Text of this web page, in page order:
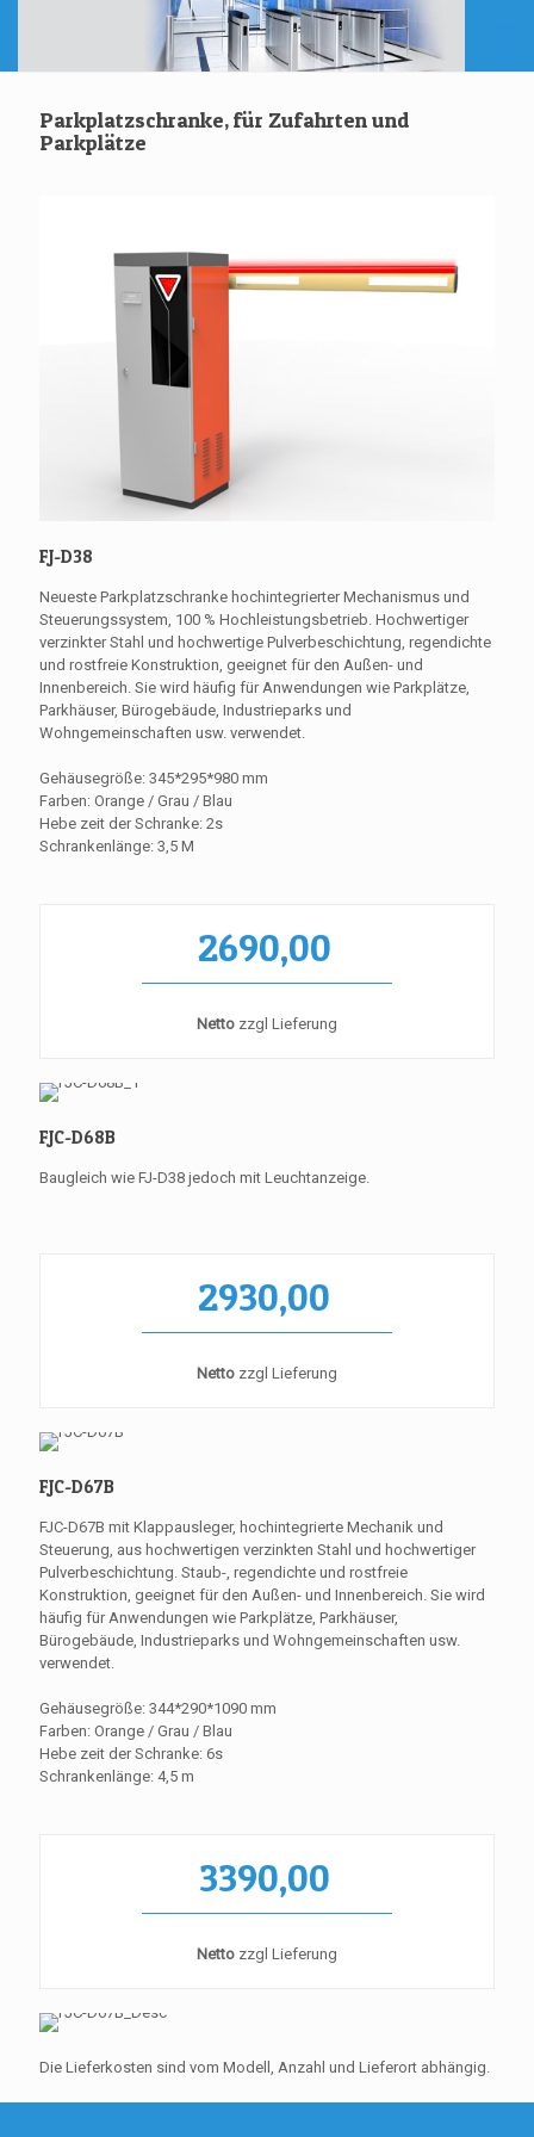
Parkplatzschranke, für Zufahrten und
Parkplätze‎
FJ-D38
Neueste Parkplatzschranke hochintegrierter Mechanismus und
Steuerungssystem, 100 % Hochleistungsbetrieb. Hochwertiger
verzinkter Stahl und hochwertige Pulverbeschichtung, regendichte
und rostfreie Konstruktion, geeignet für den Außen- und
Innenbereich. Sie wird häufig für Anwendungen wie Parkplätze,
Parkhäuser, Bürogebäude, Industrieparks und
Wohngemeinschaften usw. verwendet.
Gehäusegröße: 345*295*980 mm
Farben: Orange / Grau / Blau
Hebe zeit der Schranke: 2s
Schrankenlänge: 3,5 M
2690,00
Netto zzgl Lieferung
FJC-D68B
Baugleich wie FJ-D38 jedoch mit Leuchtanzeige.
2930,00
Netto zzgl Lieferung
FJC-D67B
FJC-D67B mit Klappausleger, hochintegrierte Mechanik und
Steuerung, aus hochwertigen verzinkten Stahl und hochwertiger
Pulverbeschichtung. Staub-, regendichte und rostfreie
Konstruktion, geeignet für den Außen- und Innenbereich. Sie wird
häufig für Anwendungen wie Parkplätze, Parkhäuser,
Bürogebäude, Industrieparks und Wohngemeinschaften usw.
verwendet.
Gehäusegröße: 344*290*1090 mm
Farben: Orange / Grau / Blau
Hebe zeit der Schranke: 6s
Schrankenlänge: 4,5 m
3390,00
Netto zzgl Lieferung
Die Lieferkosten sind vom Modell, Anzahl und Lieferort abhängig.